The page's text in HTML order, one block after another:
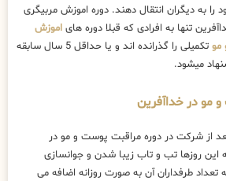
را به دیگران انتقال دهند. دوره اموزش مربیگری
تنها به افرادی که قبلا دوره های اموزش
مو
تکمیلی را گذرانده اند و یا حداقل 5 سال سابقه
میشود.
و مو در خداآفرین
بعد از شرکت در دوره مراقبت پوست و مو در
این روزها تب و تاب زیبا شدن و جوانسازی
تعداد طرفداران آن به صورت روزانه اضافه می